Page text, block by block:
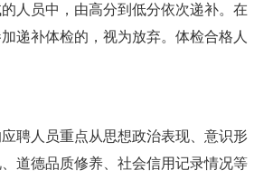
人员中，由高分到低分依次递补。在
递补体检的，视为放弃。体检合格人
聘人员重点从思想政治表现、意识形
道德品质修养、社会信用记录情况等